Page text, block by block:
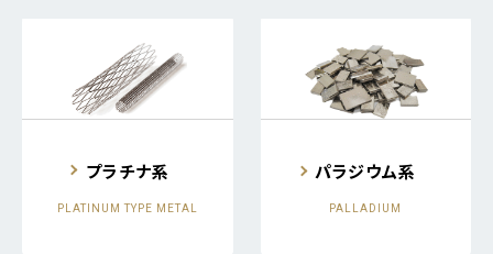
プラチナ系
PLATINUM TYPE METAL
パラジウム系
PALLADIUM